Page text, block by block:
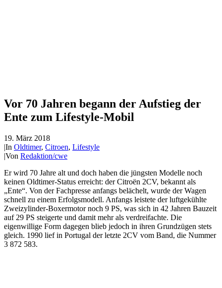
Vor 70 Jahren begann der Aufstieg der
Ente zum Lifestyle-Mobil
19. März 2018
|In Oldtimer, Citroen, Lifestyle
|Von Redaktion/cwe
Er wird 70 Jahre alt und doch haben die jüngsten Modelle noch
keinen Oldtimer-Status erreicht: der Citroën 2CV, bekannt als
„Ente“. Von der Fachpresse anfangs belächelt, wurde der Wagen
schnell zu einem Erfolgsmodell. Anfangs leistete der luftgekühlte
Zweizylinder-Boxermotor noch 9 PS, was sich in 42 Jahren Bauzeit
auf 29 PS steigerte und damit mehr als verdreifachte. Die
eigenwillige Form dagegen blieb jedoch in ihren Grundzügen stets
gleich. 1990 lief in Portugal der letzte 2CV vom Band, die Nummer
3 872 583.